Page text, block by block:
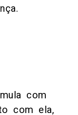
com
com ela,